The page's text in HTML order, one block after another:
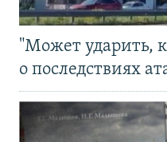
"Может ударить,
о последствиях